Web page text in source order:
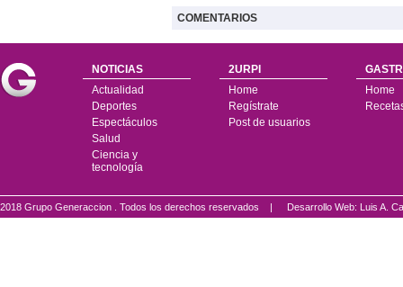
COMENTARIOS
NOTICIAS
Actualidad
Deportes
Espectáculos
Salud
Ciencia y
tecnología
2URPI
Home
Regístrate
Post de usuarios
Home
2018 Grupo Generaccion . Todos los derechos reservados | Desarrollo Web: Luis